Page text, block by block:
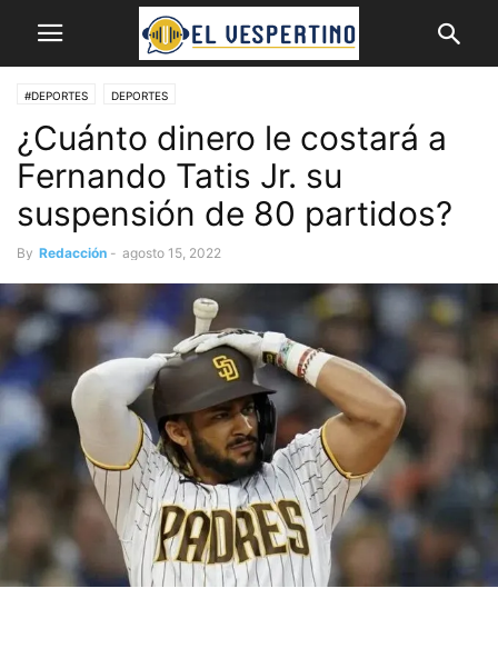
#DEPORTES DEPORTES
¿Cuánto dinero le costará a
Fernando Tatis Jr. su
suspensión de 80 partidos?
By Redacción - agosto 15, 2022